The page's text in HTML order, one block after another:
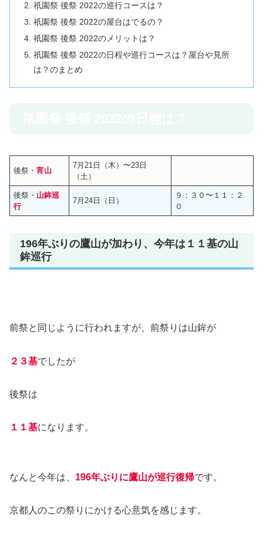
祇園祭 後祭 2022の巡行コースは？
祇園祭 後祭 2022の屋台はでるの？
祇園祭 後祭 2022のメリットは？
祇園祭 後祭 2022の日程や巡行コースは？屋台や見所
は？のまとめ
後祭・宵山
7月21日（木）〜23日
（土）
後祭・ 山鉾巡
行
7月24日（日）
９：３０〜１１：２
０
196年ぶりの鷹山が加わり、今年は１１基の山
鉾巡行
前祭と同じように行われますが、前祭りは山鉾が
２３基でしたが
後祭は
１１基になります。
なんと今年は、 196年ぶりに鷹山が巡行復帰です。
京都人のこの祭りにかける心意気を感じます。